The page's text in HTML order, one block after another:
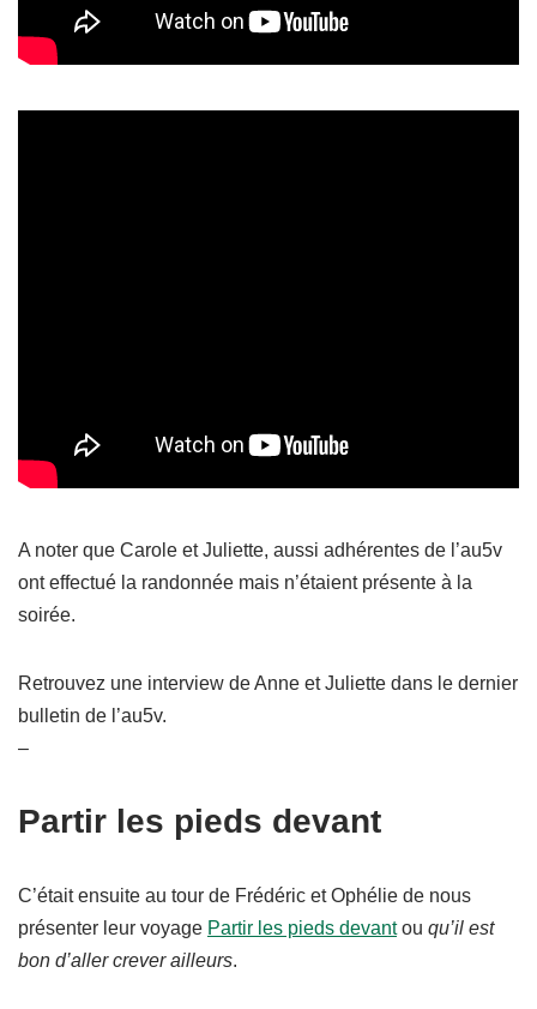
A noter que Carole et Juliette, aussi adhérentes de l’au5v
ont effectué la randonnée mais n’étaient présente à la
soirée.
Retrouvez une interview de Anne et Juliette dans le dernier
bulletin de l’au5v.
–
Partir les pieds devant
C’était ensuite au tour de Frédéric et Ophélie de nous
présenter leur voyage Partir les pieds devantou qu’il est
bon d’aller crever ailleurs.